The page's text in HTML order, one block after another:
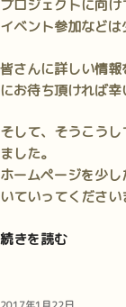
プロジェクトに向け
イベント参加などは
皆さんに詳しい情
にお待ち頂ければ幸
そして、そうこう
ました。
ホームページを少
いていってください
“ち
近
続きを読む